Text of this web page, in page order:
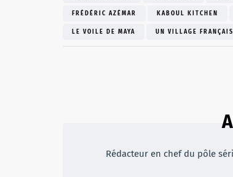
FRÉDÉRIC AZÉMAR KABOUL KITCHEN
LE VOILE DE MAYA UN VILLAGE
Rédacteur en chef du pôle